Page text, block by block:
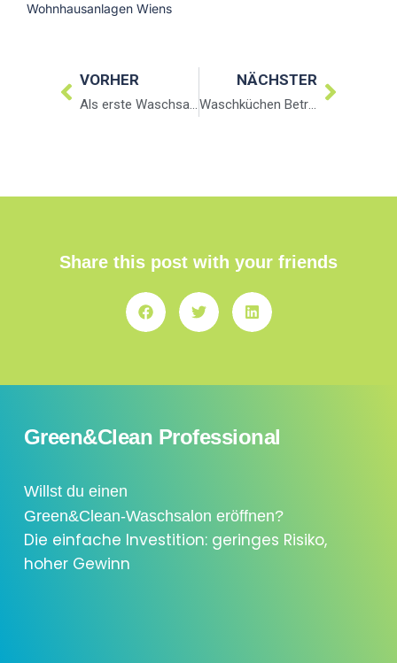
Wohnhausanlagen Wiens
VORHER NÄCHSTER
Waschküchen Betriebsordnung für Wohnhausanlagen Stadt Wien
Share this post with your friends
Green&Clean Professional
Willst du einen
Green&Clean-Waschsalon eröffnen?
Die einfache Investition: geringes Risiko,
hoher Gewinn